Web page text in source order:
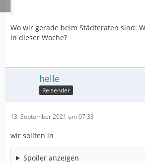
Wo wir gerade beim Städteraten sind:
in dieser Woche?
helle
Reisender
13. September 2021 um 07:33
wir sollten in
Spoiler anzeigen